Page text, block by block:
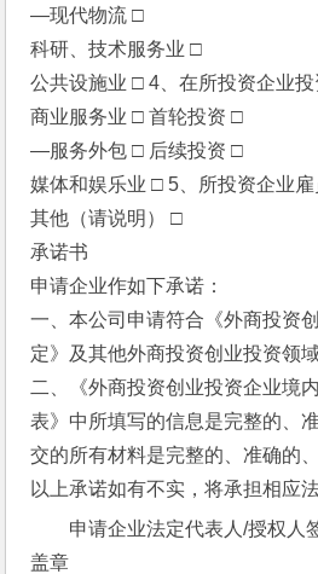
—现代物流 □
科研、技术服务业 □
公共设施业 □ 4、在所投资企业
商业服务业 □ 首轮投资 □
—服务外包 □ 后续投资 □
媒体和娱乐业 □ 5、所投资企业雇
其他（请说明） □
承诺书
申请企业作如下承诺：
一、本公司申请符合《外商投资
定》及其他外商投资创业投资领
二、《外商投资创业投资企业境
表》中所填写的信息是完整的、
交的所有材料是完整的、准确的、
以上承诺如有不实，将承担相应
申请企业法定代表人/授权人
盖章